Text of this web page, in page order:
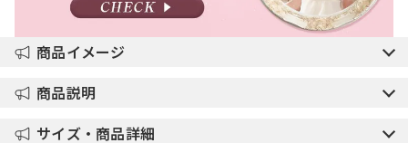
商品イメージ
商品説明
サイズ・商品詳細